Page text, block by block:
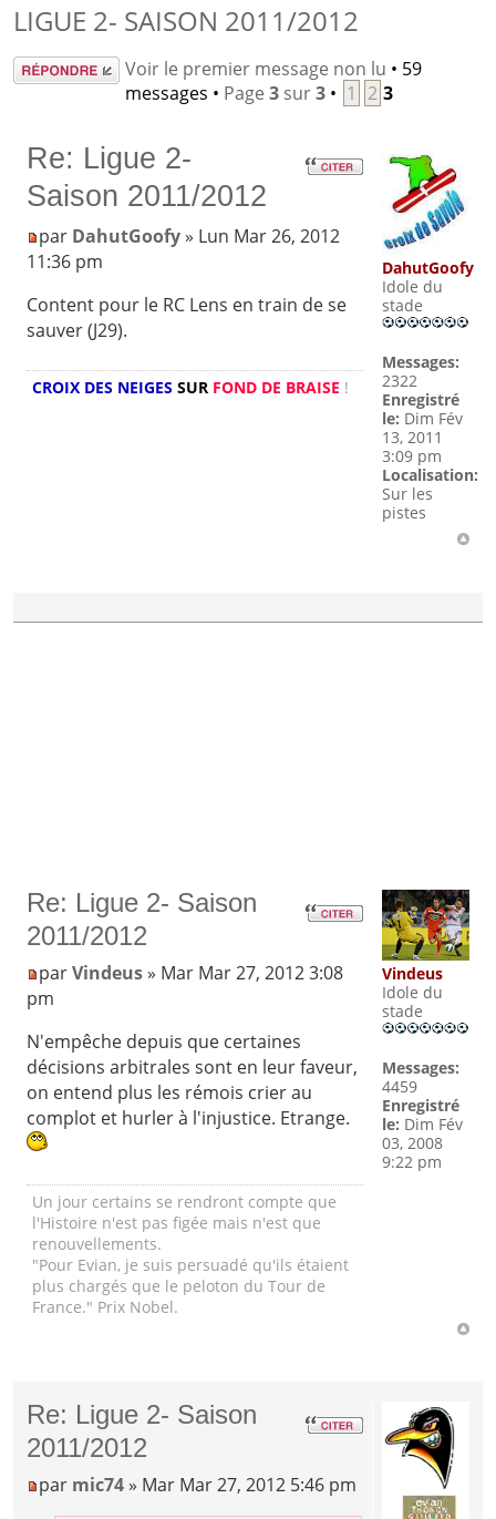
LIGUE 2- SAISON 2011/2012
Répondre Voir le premier message non lu • 59
messages • Page 3sur3• 1 2 3
Re: Ligue 2-
Saison 2011/2012
par DahutGoofy» Lun Mar 26, 2012
11:36 pm
Content pour le RC Lens en train de se
sauver (J29).
CROIX DES NEIGES SUR FOND DE BRAISE !
DahutGoofy
Idole du
stade
Messages:
2322
Enregistré
le: Dim Fév
13, 2011
3:09 pm
Localisation:
Sur les
pistes
Re: Ligue 2- Saison
2011/2012
parVindeus» Mar Mar 27, 2012 3:08
pm
N'empêche depuis que certaines
décisions arbitrales sont en leur faveur,
on entend plus les rémois crier au
complot et hurler à l'injustice. Etrange.
Un jour certains se rendront compte que
l'Histoire n'est pas figée mais n'est que
renouvellements.
"Pour Evian, je suis persuadé qu'ils étaient
plus chargés que le peloton du Tour de
France." Prix Nobel.
Vindeus
Idole du
stade
Messages:
4459
Enregistré
le: Dim Fév
03, 2008
9:22 pm
Re: Ligue 2- Saison
2011/2012
par mic74 » Mar Mar 27, 2012 5:46 pm